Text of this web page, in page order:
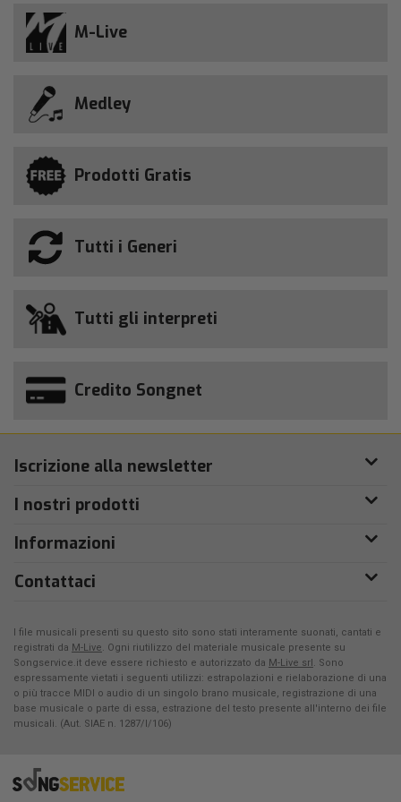
M-Live
Medley
Prodotti Gratis
Tutti i Generi
Tutti gli interpreti
Credito Songnet
Iscrizione alla newsletter
I nostri prodotti
Informazioni
Contattaci
I file musicali presenti su questo sito sono stati interamente suonati, cantati e
registrati da M-Live. Ogni riutilizzo del materiale musicale presente su
Songservice.it deve essere richiesto e autorizzato da M-Live srl. Sono
espressamente vietati i seguenti utilizzi: estrapolazioni e rielaborazione di una
o più tracce MIDI o audio di un singolo brano musicale, registrazione di una
base musicale o parte di essa, estrazione del testo presente all'interno dei file
musicali. (Aut. SIAE n. 1287/I/106)